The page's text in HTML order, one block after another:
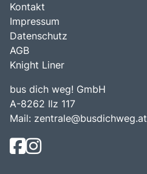
Kontakt
Impressum
Datenschutz
AGB
Knight Liner
bus dich weg! GmbH
A-8262 Ilz 117
Mail: zentrale@busdichweg.at